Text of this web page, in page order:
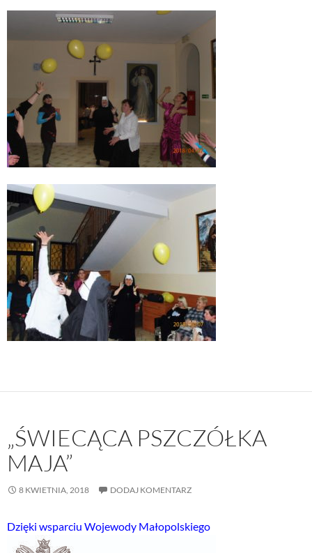
„ŚWIECĄCA PSZCZÓŁKA
MAJA”
8 KWIETNIA, 2018 DODAJ KOMENTARZ
Dzięki wsparciu Wojewody Małopolskiego